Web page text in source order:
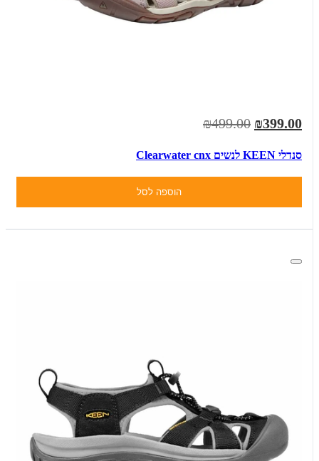
₪399.00
₪499.00
סנדלי KEEN לנשים Clearwater cnx
הוספה לסל